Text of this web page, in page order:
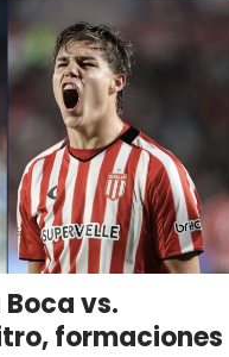
vs.
formaciones